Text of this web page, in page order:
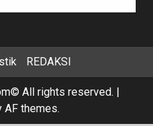
REDAKSI
All rights reserved. |
AF themes.